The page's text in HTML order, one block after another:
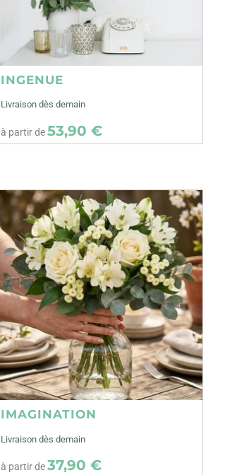
INGENUE
Livraison dès demain
à partir de53,90 €
IMAGINATION
Livraison dès demain
à partir de37,90 €